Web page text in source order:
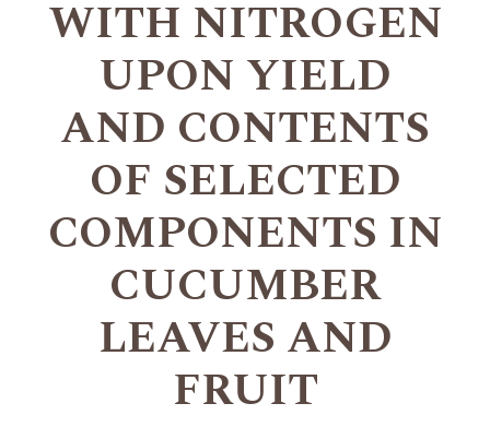
WITH NITROGEN
UPON YIELD
AND CONTENTS
OF SELECTED
COMPONENTS IN
CUCUMBER
LEAVES AND
FRUIT